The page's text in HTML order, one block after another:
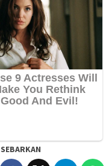
SEBARKAN